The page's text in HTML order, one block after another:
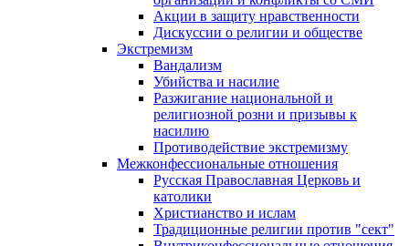
Акции в защиту нравственности
Дискуссии о религии и обществе
Экстремизм
Вандализм
Убийства и насилие
Разжигание национальной и
религиозной розни и призывы к
насилию
Противодействие экстремизму
Межконфессиональные отношения
Русская Православная Церковь и
католики
Христианство и ислам
Традиционные религии против "сект"